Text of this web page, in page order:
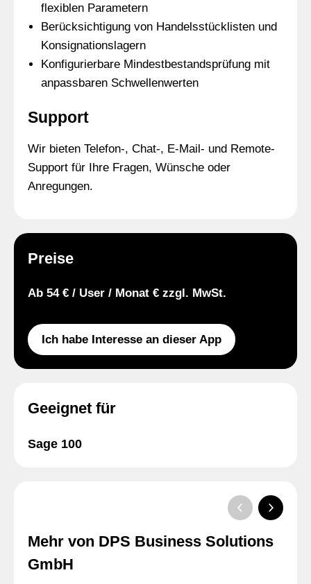
flexiblen Parametern
Berücksichtigung von Handelsstücklisten und
Konsignationslagern
Konfigurierbare Mindestbestandsprüfung mit
anpassbaren Schwellenwerten
Support
Wir bieten Telefon-, Chat-, E-Mail- und Remote-
Support für Ihre Fragen, Wünsche oder
Anregungen.
Preise
Ab 54 € / User / Monat € zzgl. MwSt.
Ich habe Interesse an dieser App
Geeignet für
Sage 100
Mehr von DPS Business Solutions
GmbH